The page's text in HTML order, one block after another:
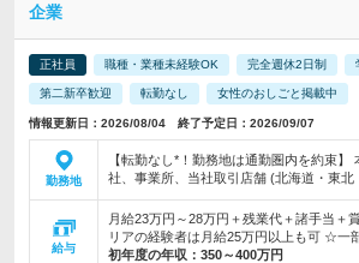
企業
正社員 職種・業種未経験OK 完全週休2日制
第二新卒歓迎 転勤なし 女性のおしごと掲載中
情報更新日：2026/08/04 終了予定日：2026/09/07
勤務地
【転勤なし*！勤務地は通勤圏内を約束】
社、事業所、当社取引店舗 (北海道・東北
給与
月給23万円～28万円＋残業代＋諸手当＋
リアの経験者は月給25万円以上も可 ☆一
初年度の年収： 350～400万円